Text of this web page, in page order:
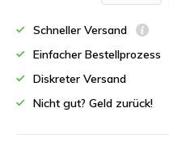
Schneller Versand
Einfacher Bestellprozess
Diskreter Versand
Nicht gut? Geld zurück!